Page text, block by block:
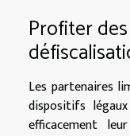
Profiter
Les partenaires
dispositifs
efficacement